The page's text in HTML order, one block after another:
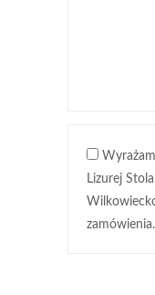
Lizurej
zamówienia.